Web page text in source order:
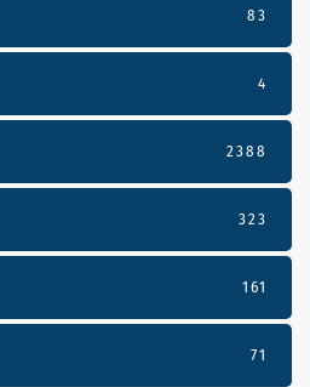
83
4
2388
323
161
71